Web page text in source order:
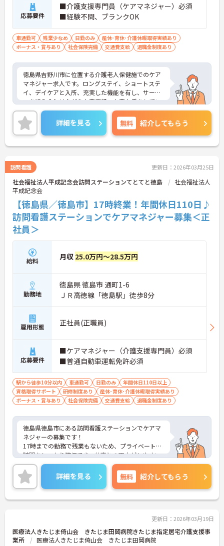
応募要件
■介護支援専門員（ケアマネジャー）必須
■経験不問、ブランクOK
車通勤可 残業少なめ 日勤のみ
産休･育休･介護休暇取得実績あり
ボーナス・賞与あり
社会保険完備 交通費支給 退職金制度あり
徳島県吉野川市に位置する介護老人保健施でのケア
マネジャー求人です。ロングステイ、ショートステ
イ、デイケアと入所、充実した機能を有し、サービ
スを組み合わせながら在宅復帰・在宅支援をしてい
ます。母体病院との連携もあり、安心して業務に専
念いただきます。ご興味のある方には、面接対策ポ
イントなど、さらに詳細をお話しいたしますのでお
気軽にご相談ください！
詳細を見る 無料 紹介してもらう
訪問看護 更新日：2026年03月25日
社会福祉法人平成記念会訪問ステーションてとてと徳島
社会福祉法人
平成記念会
【徳島県／徳島市】17時終業！年間休日110日♪
訪問看護ステーションでケアマネジャー募集＜正
社員＞
給料 月収 25.0万円～28.5万円
勤務地
徳島県 徳島市 通町1-6
ＪＲ高徳線「徳島駅」徒歩8分
雇用形態 正社員(正職員)
応募要件
■ケアマネジャー（介護支援専門員）必須
■普通自動車運転免許必須
駅から徒歩10分以内 車通勤可 日勤のみ
年間休日110日以上
資格取得サポート
研修制度あり
産休･育休･介護休暇取得実績あり
ボーナス・賞与あり
社会保険完備 交通費支給 退職金制度あり
徳島県徳島市にある訪問看護ステーションでケアマ
ネジャーの募集です！
17時までの勤務で残業もないため、プライベートの
時間をしっかり確保でき、仕事との両立がしやすい
職場です◎
また、昇給と計3.00ヵ月分の賞与実績があり、あな
たの頑張りがしっかり評価され、やりがいを持って
お仕事ができます！
ご興味ある方は面接ポイントをお伝えしますので、
詳細を見る 無料 紹介してもらう
更新日：2026年03月19日
医療法人きたじま倚山会 きたじま田岡病院きたじま指定居宅介護支援事
業所
医療法人きたじま倚山会 きたじま田岡病院